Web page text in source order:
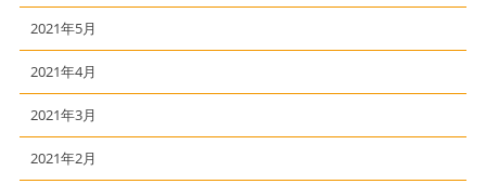
2021年5月
2021年4月
2021年3月
2021年2月